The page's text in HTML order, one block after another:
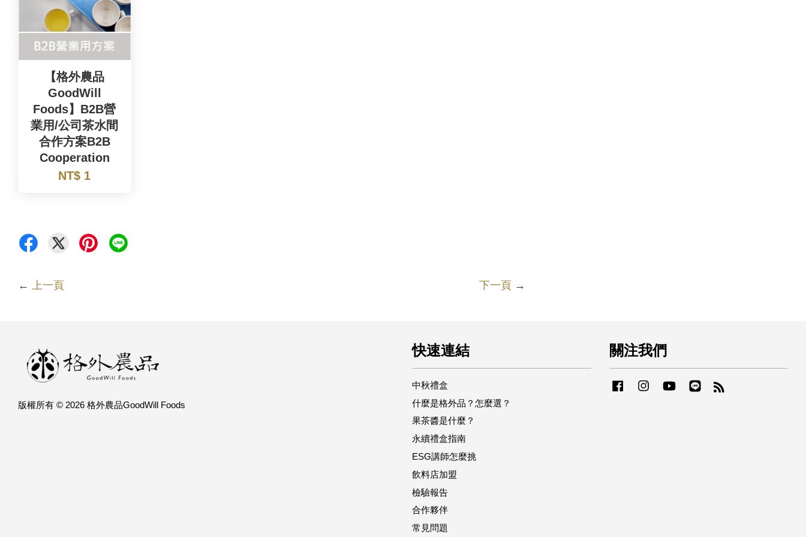
【格外農品
GoodWill
Foods】B2B營
業用/公司茶水間
合作方案B2B
Cooperation
NT$ 1
← 上一頁 下一頁→
版權所有 © 2026 格外農品GoodWill Foods
快速連結
中秋禮盒
什麼是格外品？怎麼選？
果茶醬是什麼？
永續禮盒指南
ESG講師怎麼挑
飲料店加盟
檢驗報告
合作夥伴
常見問題
關注我們
FacebookInstagramYouTubeLine